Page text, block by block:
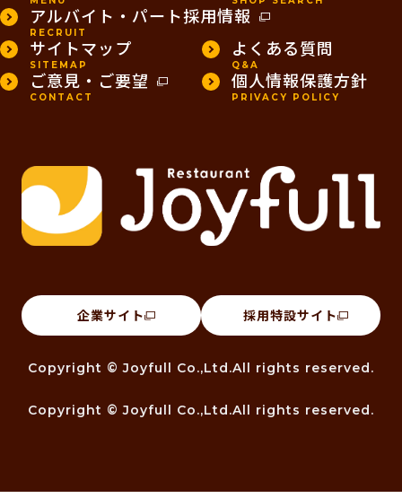
アルバイト・パート採用情報
RECRUIT
サイトマップ
SITEMAP
よくある質問
Q&A
ご意見・ご要望
CONTACT
個人情報保護方針
PRIVACY POLICY
企業サイト 採用特設サイト
Copyright © Joyfull Co.,Ltd.All rights reserved.
Copyright © Joyfull Co.,Ltd.All rights reserved.